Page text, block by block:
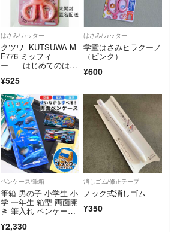
はさみ/カッター
クツワ KUTSUWA M
F776 ミッフィ
ー はじめてのはさ
¥525
はさみ/カッター
学童はさみヒラクーノ
（ピンク）
¥600
ペンケース/筆箱
筆箱 男の子 小学生 小
学 一年生 箱型 両面開
き 筆入れ ペンケー
ト 恐竜 電車 新幹
¥2,330
消しゴム/修正テープ
ノック式消しゴム
¥350